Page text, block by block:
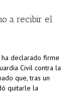
a recibir el
ha declarado firme
Civil contra la
que, tras un
quitarle la